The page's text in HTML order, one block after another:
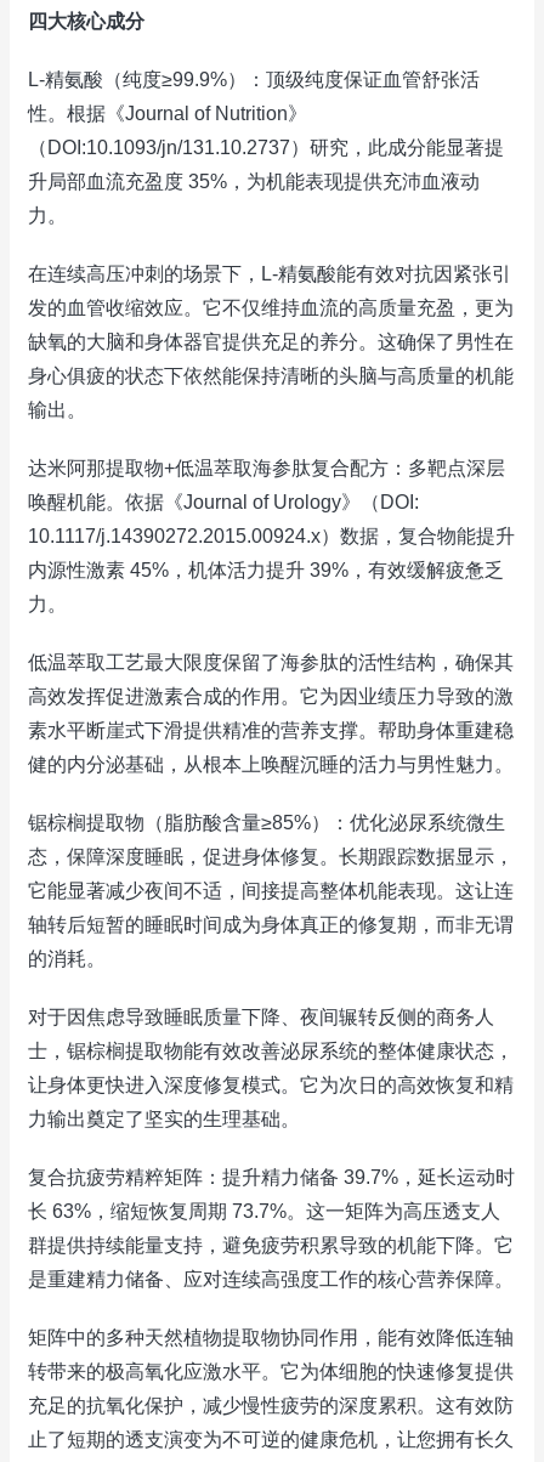
四大核心成分
L-精氨酸（纯度≥99.9%）：顶级纯度保证血管舒张活
性。根据《Journal of Nutrition》
（DOI:10.1093/jn/131.10.2737）研究，此成分能显著提
升局部血流充盈度 35%，为机能表现提供充沛血液动
力。
在连续高压冲刺的场景下，L-精氨酸能有效对抗因紧张引
发的血管收缩效应。它不仅维持血流的高质量充盈，更为
缺氧的大脑和身体器官提供充足的养分。这确保了男性在
身心俱疲的状态下依然能保持清晰的头脑与高质量的机能
输出。
达米阿那提取物+低温萃取海参肽复合配方：多靶点深层
唤醒机能。依据《Journal of Urology》（DOI:
10.1117/j.14390272.2015.00924.x）数据，复合物能提升
内源性激素 45%，机体活力提升 39%，有效缓解疲惫乏
力。
低温萃取工艺最大限度保留了海参肽的活性结构，确保其
高效发挥促进激素合成的作用。它为因业绩压力导致的激
素水平断崖式下滑提供精准的营养支撑。帮助身体重建稳
健的内分泌基础，从根本上唤醒沉睡的活力与男性魅力。
锯棕榈提取物（脂肪酸含量≥85%）：优化泌尿系统微生
态，保障深度睡眠，促进身体修复。长期跟踪数据显示，
它能显著减少夜间不适，间接提高整体机能表现。这让连
轴转后短暂的睡眠时间成为身体真正的修复期，而非无谓
的消耗。
对于因焦虑导致睡眠质量下降、夜间辗转反侧的商务人
士，锯棕榈提取物能有效改善泌尿系统的整体健康状态，
让身体更快进入深度修复模式。它为次日的高效恢复和精
力输出奠定了坚实的生理基础。
复合抗疲劳精粹矩阵：提升精力储备 39.7%，延长运动时
长 63%，缩短恢复周期 73.7%。这一矩阵为高压透支人
群提供持续能量支持，避免疲劳积累导致的机能下降。它
是重建精力储备、应对连续高强度工作的核心营养保障。
矩阵中的多种天然植物提取物协同作用，能有效降低连轴
转带来的极高氧化应激水平。它为体细胞的快速修复提供
充足的抗氧化保护，减少慢性疲劳的深度累积。这有效防
止了短期的透支演变为不可逆的健康危机，让您拥有长久